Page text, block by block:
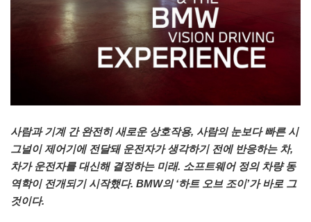
사람과 기계 간 완전히 새로운 상호작용, 사람의 눈보다 빠른 시
그널이 제어기에 전달돼 운전자가 생각하기 전에 반응하는 차,
차가 운전자를 대신해 결정하는 미래. 소프트웨어 정의 차량 동
역학이 전개되기 시작했다. BMW의 ‘하트 오브 조이’가 바로 그
것이다.